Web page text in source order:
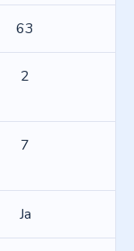
63
2
7
Ja